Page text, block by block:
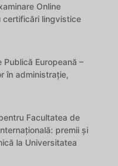
Online
certificări lingvistice
Europeană –
în administrație,
Facultatea de
premii și
la Universitatea